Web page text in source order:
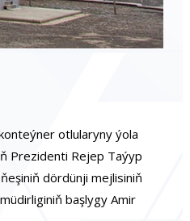
otlularyny ýola
Prezidenti Rejep Taýyp
dördünji mejlisiniň
başlygy Amir